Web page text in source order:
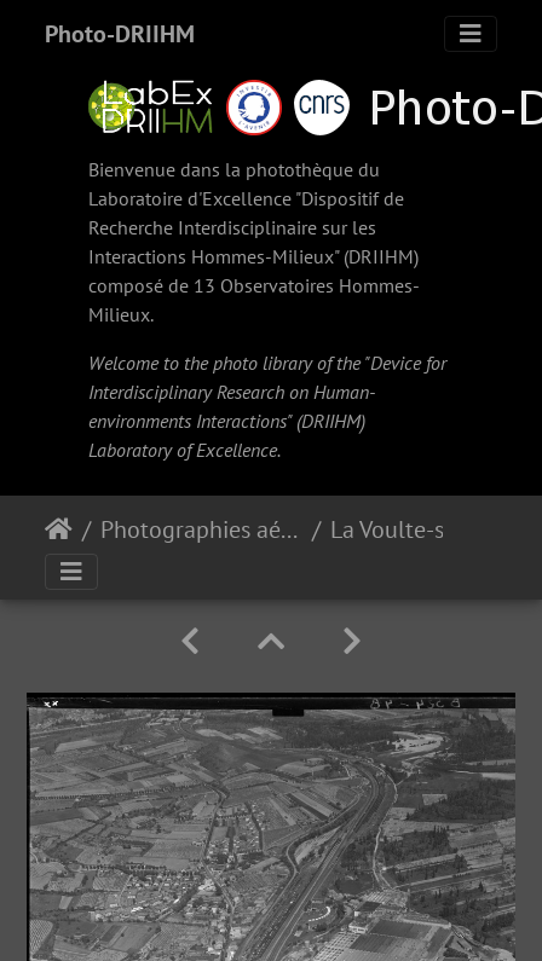
Photo-DRIIHM
Bienvenue dans la photothèque du
Laboratoire d'Excellence "Dispositif de
Recherche Interdisciplinaire sur les
Interactions Hommes-Milieux" (DRIIHM)
composé de 13 Observatoires Hommes-
Milieux.
Welcome to the photo library of the "Device for
Interdisciplinary Research on Human-
environments Interactions" (DRIIHM)
Laboratory of Excellence.
Photographies aériennes obliques anciennes